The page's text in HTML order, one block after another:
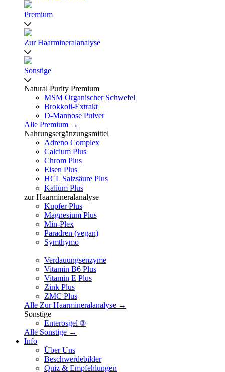
Premium
Zur Haarmineralanalyse
Sonstige
Natural Purity Premium
MSM Organischer Schwefel
Brokkoli-Extrakt
D-Mannose Pulver
Alle Premium →
Nahrungsergänzungsmittel
Adreno Complex
Calcium Plus
Chrom Plus
Eisen Plus
HCL Salzsäure Plus
Kalium Plus
zur Haarmineralanalyse
Kupfer Plus
Magnesium Plus
Min-Plex
Paradren (vegan)
Symthymo
Verdauungsenzyme
Vitamin B6 Plus
Vitamin E Plus
Zink Plus
ZMC Plus
Alle Zur Haarmineralanalyse →
Sonstige
Enterosgel ®
Alle Sonstige →
Info
Über Uns
Beschwerdebilder
Quiz & Empfehlungen